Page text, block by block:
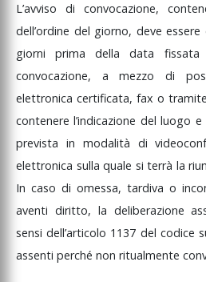
L’avviso di convocazione,
dell’ordine del giorno, deveessere
giorniprimadelladata fissata
convocazione, amezzodi
elettronica certificata, fax o
contenerel’indicazione delluogo e
prevista in modalità di
elettronica sulla quale si terrà la
In caso di omessa, tardiva o
aventi diritto, la deliberazione
sensidell’articolo 1137 del codice
assenti perché non ritualmente